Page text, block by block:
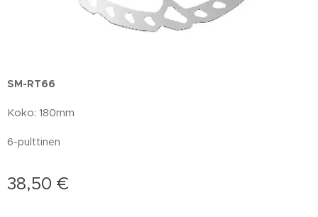
SM-RT66
Koko: 180mm
6-pulttinen
38,50 €